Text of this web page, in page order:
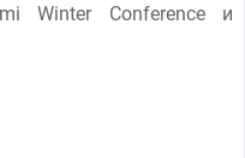
Winter Conference и